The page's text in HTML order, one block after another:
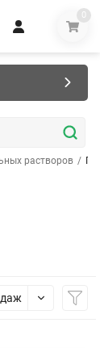
0
растворов /